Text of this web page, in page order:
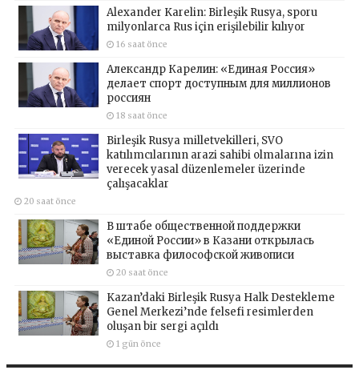
Alexander Karelin: Birleşik Rusya, sporu
milyonlarca Rus için erişilebilir kılıyor
16 saat önce
Александр Карелин: «Единая Россия»
делает спорт доступным для миллионов
россиян
18 saat önce
Birleşik Rusya milletvekilleri, SVO
katılımcılarının arazi sahibi olmalarına izin
verecek yasal düzenlemeler üzerinde
çalışacaklar
20 saat önce
В штабе общественной поддержки
«Единой России» в Казани открылась
выставка философской живописи
20 saat önce
Kazan’daki Birleşik Rusya Halk Destekleme
Genel Merkezi’nde felsefi resimlerden
oluşan bir sergi açıldı
1 gün önce